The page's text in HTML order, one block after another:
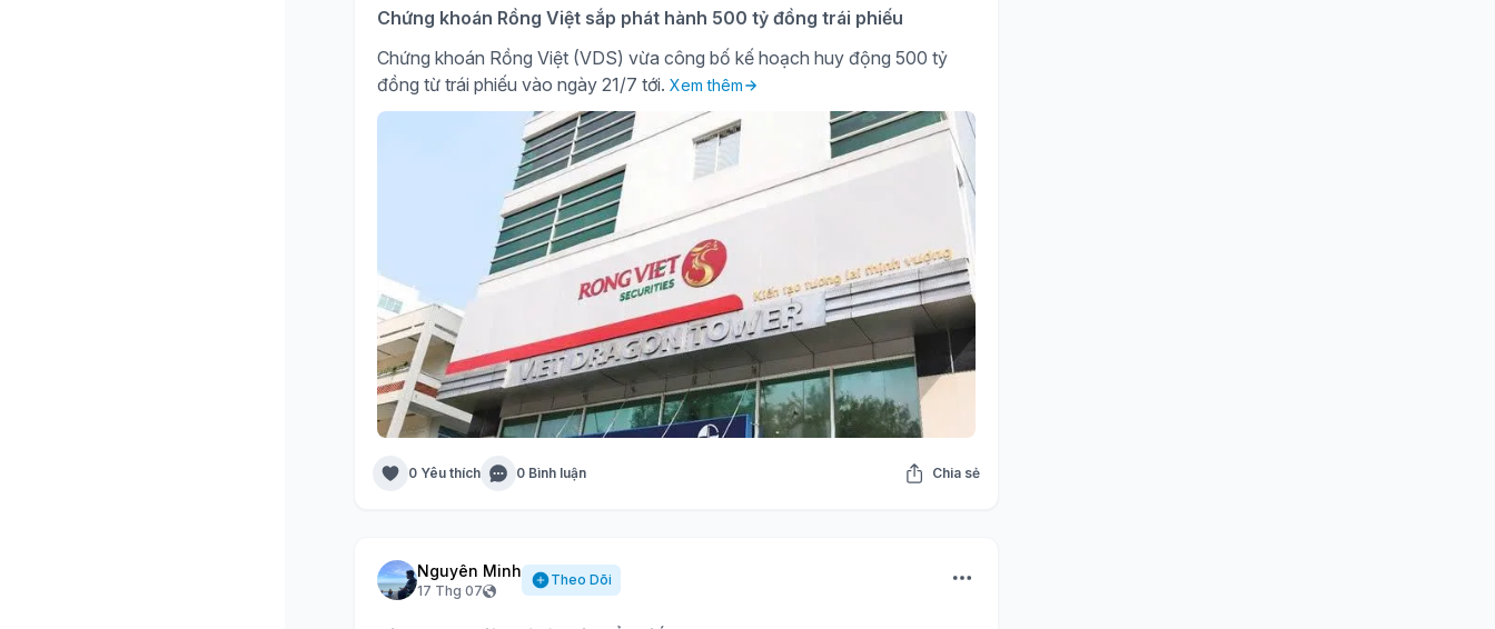
Chứng khoán Rồng Việt sắp phát hành 500 tỷ đồng trái phiếu
Chứng khoán Rồng Việt (VDS) vừa công bố kế hoạch huy động 500 tỷ
đồng từ trái phiếu vào ngày 21/7 tới. Xem thêm
0 Yêu thích 0 Bình luận Chia sẻ
Nguyên Minh
17 Thg 07
Theo Dõi